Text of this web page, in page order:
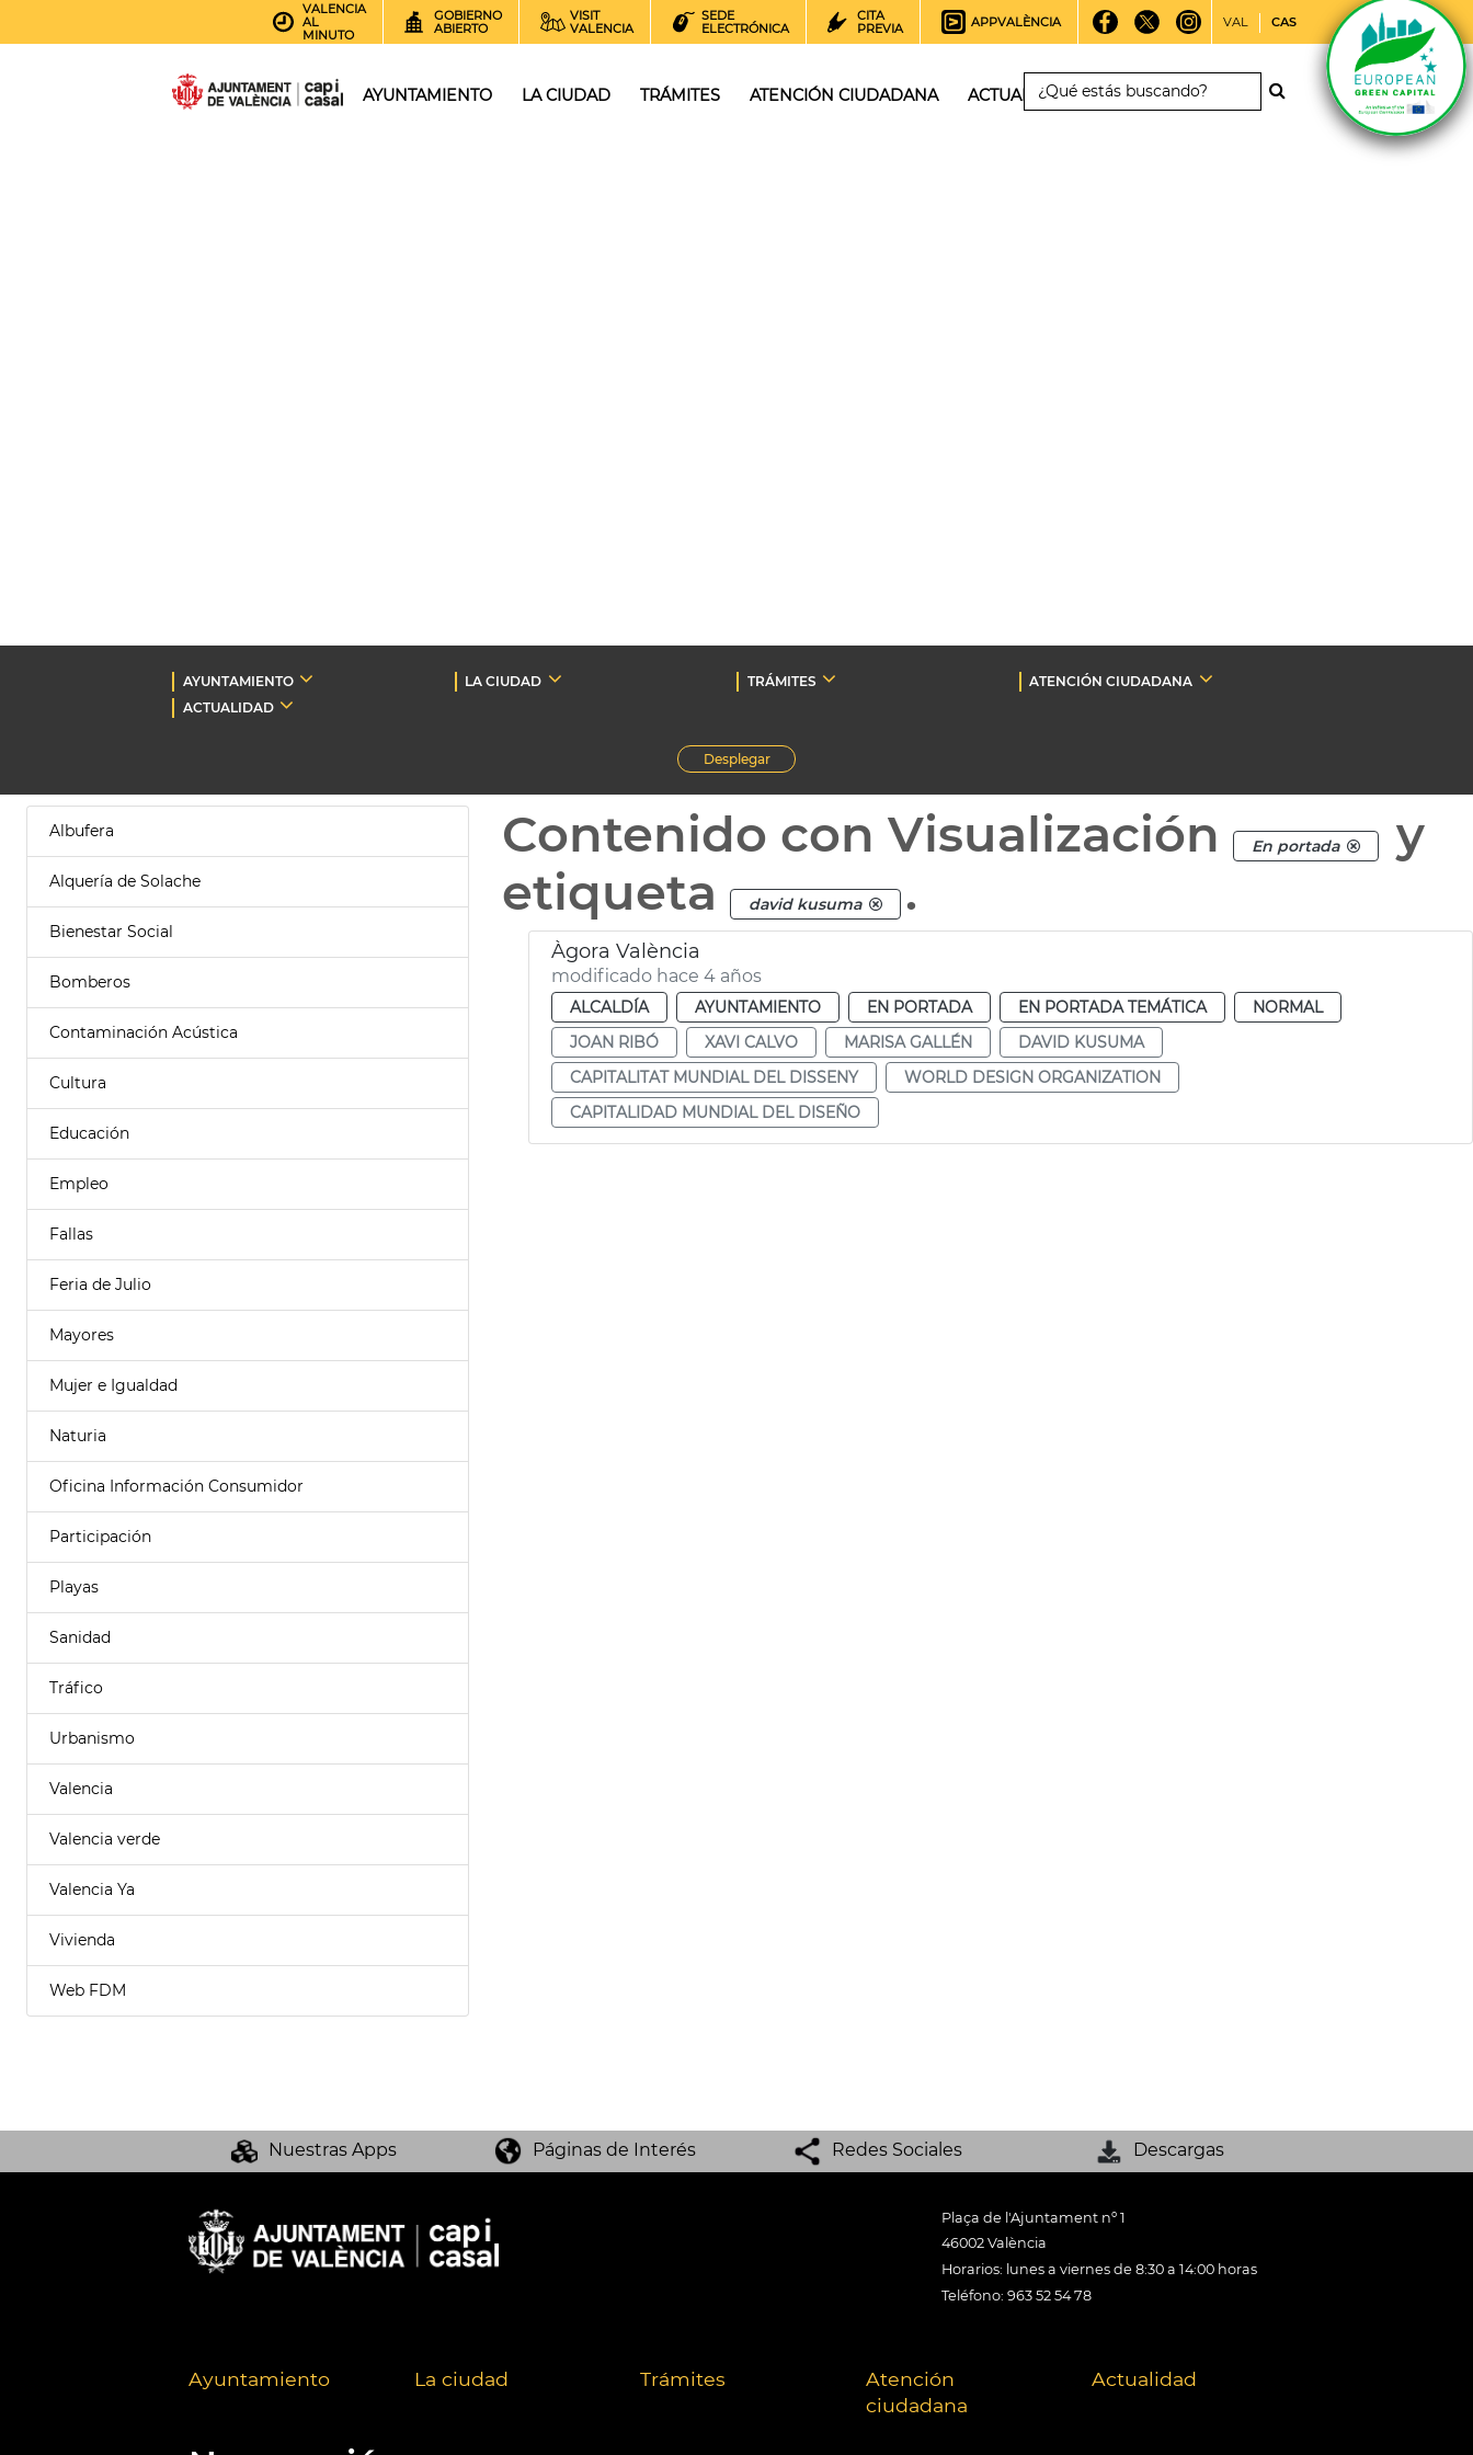
VALENCIA
AL
MINUTO
GOBIERNO
ABIERTO
VISIT
VALENCIA
SEDE
ELECTRÓNICA
CITA
PREVIA
APPVALÈNCIA VAL CAS
AYUNTAMIENTO LA CIUDAD TRÁMITES ATENCIÓN CIUDADANA ACTUALIDAD
AYUNTAMIENTO LA CIUDAD TRÁMITES
ATENCIÓN CIUDADANA
ACTUALIDAD
Desplegar
Albufera
Alquería de Solache
Bienestar Social
Bomberos
Contaminación Acústica
Cultura
Educación
Empleo
Fallas
Feria de Julio
Mayores
Mujer e Igualdad
Naturia
Oficina Información Consumidor
Participación
Playas
Sanidad
Tráfico
Urbanismo
Valencia
Valencia verde
Valencia Ya
Vivienda
Web FDM
Contenido con Visualización En portada
y
etiqueta
david kusuma .
Àgora València
modificado hace 4 años
ALCALDÍA AYUNTAMIENTO EN PORTADA EN PORTADA TEMÁTICA
NORMAL
JOAN RIBÓ
XAVI CALVO MARISA GALLÉN
DAVID KUSUMA
CAPITALITAT MUNDIAL DEL DISSENY
WORLD DESIGN ORGANIZATION
CAPITALIDAD MUNDIAL DEL DISEÑO
Nuestras Apps Páginas de Interés Redes Sociales Descargas
Plaça de l'Ajuntament nº 1
46002 València
Horarios: lunes a viernes de 8:30 a 14:00 horas
Teléfono: 963 52 54 78
Ayuntamiento La ciudad Trámites
Atención
ciudadana
Actualidad